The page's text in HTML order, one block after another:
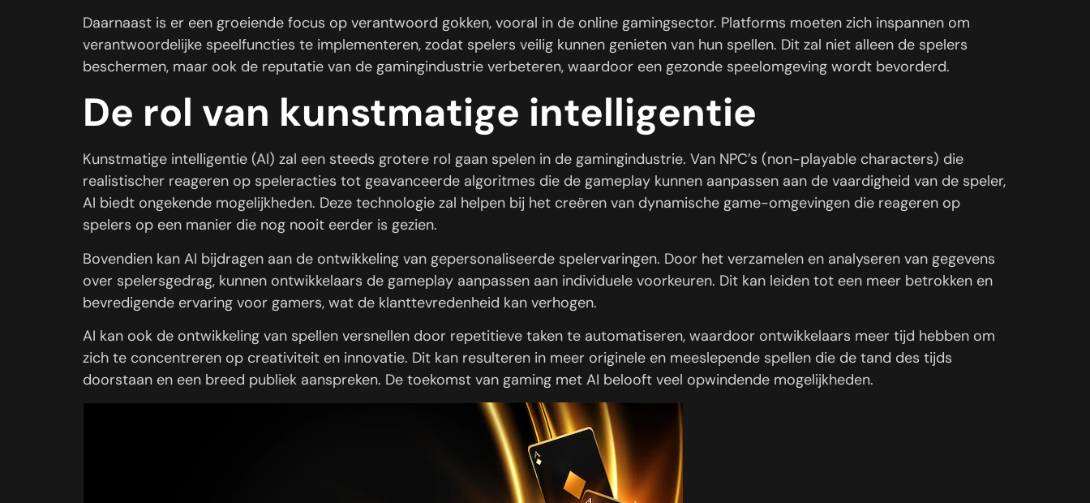
Daarnaast is er een groeiende focus op verantwoord gokken, vooral in de online gamingsector. Platforms moeten zich inspannen om
verantwoordelijke speelfuncties te implementeren, zodat spelers veilig kunnen genieten van hun spellen. Dit zal niet alleen de spelers
beschermen, maar ook de reputatie van de gamingindustrie verbeteren, waardoor een gezonde speelomgeving wordt bevorderd.
De rol van kunstmatige intelligentie
Kunstmatige intelligentie (AI) zal een steeds grotere rol gaan spelen in de gamingindustrie. Van NPC’s (non-playable characters) die
realistischer reageren op speleracties tot geavanceerde algoritmes die de gameplay kunnen aanpassen aan de vaardigheid van de speler,
AI biedt ongekende mogelijkheden. Deze technologie zal helpen bij het creëren van dynamische game-omgevingen die reageren op
spelers op een manier die nog nooit eerder is gezien.
Bovendien kan AI bijdragen aan de ontwikkeling van gepersonaliseerde spelervaringen. Door het verzamelen en analyseren van gegevens
over spelersgedrag, kunnen ontwikkelaars de gameplay aanpassen aan individuele voorkeuren. Dit kan leiden tot een meer betrokken en
bevredigende ervaring voor gamers, wat de klanttevredenheid kan verhogen.
AI kan ook de ontwikkeling van spellen versnellen door repetitieve taken te automatiseren, waardoor ontwikkelaars meer tijd hebben om
zich te concentreren op creativiteit en innovatie. Dit kan resulteren in meer originele en meeslepende spellen die de tand des tijds
doorstaan en een breed publiek aanspreken. De toekomst van gaming met AI belooft veel opwindende mogelijkheden.